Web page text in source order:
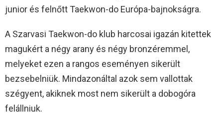
junior és felnőtt Taekwon-do Európa-bajnokságra.
A Szarvasi Taekwon-do klub harcosai igazán kitettek
magukért a négy arany és négy bronzéremmel,
melyeket ezen a rangos eseményen sikerült
bezsebelniük. Mindazonáltal azok sem vallottak
szégyent, akiknek most nem sikerült a dobogóra
felállniuk.